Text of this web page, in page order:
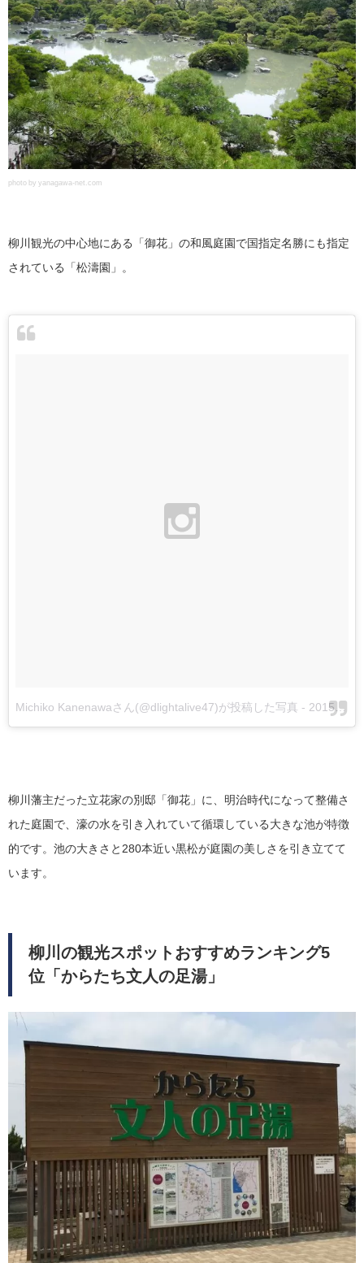
photo by yanagawa-net.com
柳川観光の中心地にある「御花」の和風庭園で国指定名勝にも指定
されている「松濤園」。
Michiko Kanenawaさん(@dlightalive47)が投稿した写真 - 2015 1月 7 7:01午後 PST
柳川藩主だった立花家の別邸「御花」に、明治時代になって整備さ
れた庭園で、濠の水を引き入れていて循環している大きな池が特徴
的です。池の大きさと280本近い黒松が庭園の美しさを引き立てて
います。
柳川の観光スポットおすすめランキング5
位「からたち文人の足湯」